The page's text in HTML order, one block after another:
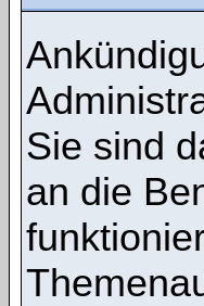
Sie sind
an die